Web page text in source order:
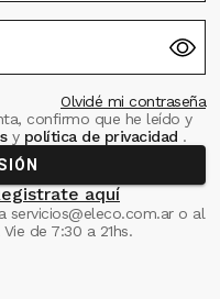
Olvidé mi contraseña
confirmo que he leído y
ypolítica de privacidad .
aquí
servicios@eleco.com.aro al
de 7:30 a 21hs.